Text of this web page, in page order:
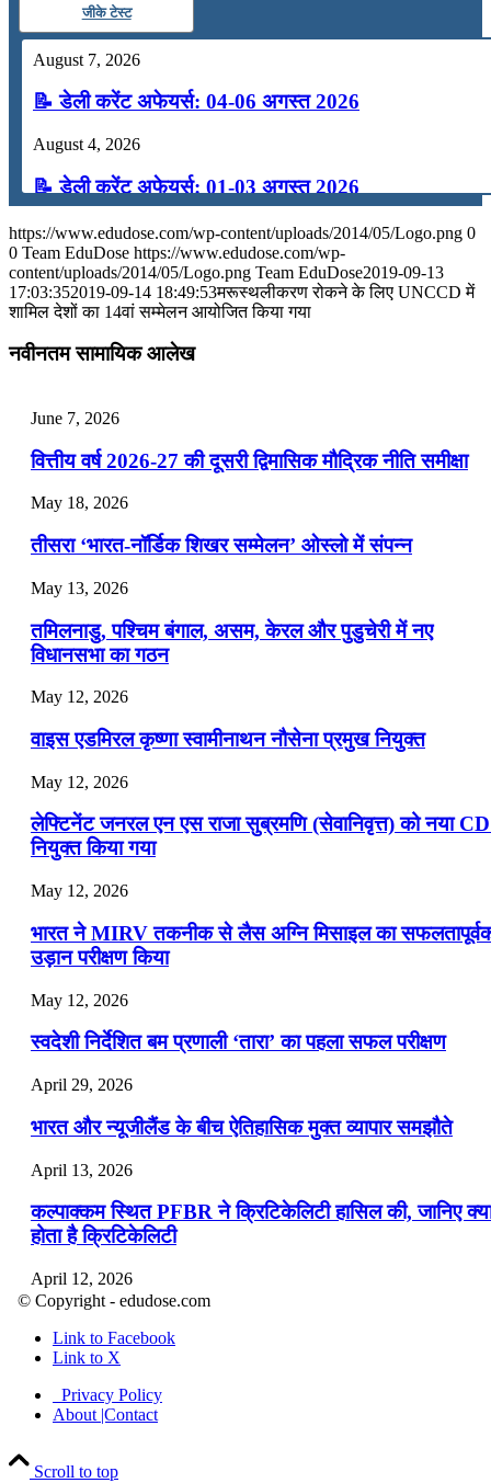
जीके टेस्ट
August 7, 2026
📝 डेली करेंट अफेयर्स: 04-06 अगस्त 2026
August 4, 2026
📝 डेली करेंट अफेयर्स: 01-03 अगस्त 2026
July 31, 2026
📝 डेली करेंट अफेयर्स: 28-31 जुलाई 2026
July 28, 2026
📝 डेली करेंट अफेयर्स: 25-27 जुलाई 2026
https://www.edudose.com/wp-content/uploads/2014/05/Logo.png 0
0 Team EduDose https://www.edudose.com/wp-
content/uploads/2014/05/Logo.png Team EduDose2019-09-13
17:03:352019-09-14 18:49:53मरूस्‍थलीकरण रोकने के लिए UNCCD में
शामिल देशों का 14वां सम्‍मेलन आयोजित किया गया
नवीनतम सामायिक आलेख
June 7, 2026
वित्तीय वर्ष 2026-27 की दूसरी द्विमासिक मौद्रिक नीति समीक्षा
May 18, 2026
तीसरा ‘भारत-नॉर्डिक शिखर सम्मेलन’ ओस्लो में संपन्न
May 13, 2026
तमिलनाडु, पश्चिम बंगाल, असम, केरल और पुडुचेरी में नए
विधानसभा का गठन
May 12, 2026
वाइस एडमिरल कृष्णा स्वामीनाथन नौसेना प्रमुख नियुक्त
May 12, 2026
लेफ्टिनेंट जनरल एन एस राजा सुब्रमणि (सेवानिवृत्त) को नया
नियुक्त किया गया
May 12, 2026
भारत ने MIRV तकनीक से लैस अग्नि मिसाइल का
उड़ान परीक्षण किया
May 12, 2026
स्वदेशी निर्देशित बम प्रणाली ‘तारा’ का पहला सफल परीक्षण
April 29, 2026
भारत और न्यूजीलैंड के बीच ऐतिहासिक मुक्त व्यापार समझौते
April 13, 2026
कल्पाक्कम स्थित PFBR ने क्रिटिकेलिटी हासिल की, जानिए
होता है क्रिटिकेलिटी
April 12, 2026
April 9, 2026
नासा का आर्टेमिस-2 मिशन: मनुष्य एक बार फिर से चंद्रमा के
पहुंचा
April 7, 2026
© Copyright - edudose.com
Link to Facebook
Link to X
Privacy Policy
About |Contact
Scroll to top